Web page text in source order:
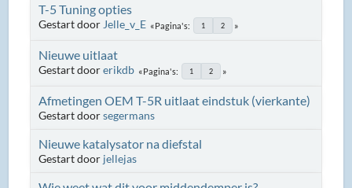
T-5 Tuning opties
Gestart door Jelle_v_E Pagina's 1 2
Nieuwe uitlaat
Gestart doorerikdb Pagina's 1 2
Afmetingen OEM T-5R uitlaat eindstuk (vierkante)
Gestart doorsegermans
Nieuwe katalysator na diefstal
Gestart door jellejas